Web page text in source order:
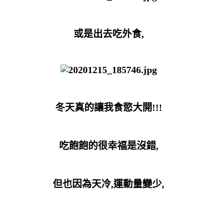
或是出去吃外食,
冬天真的讓我食慾大開!!!
吃飽飽的很幸福是沒錯,
但也因為天冷,運動量變少,